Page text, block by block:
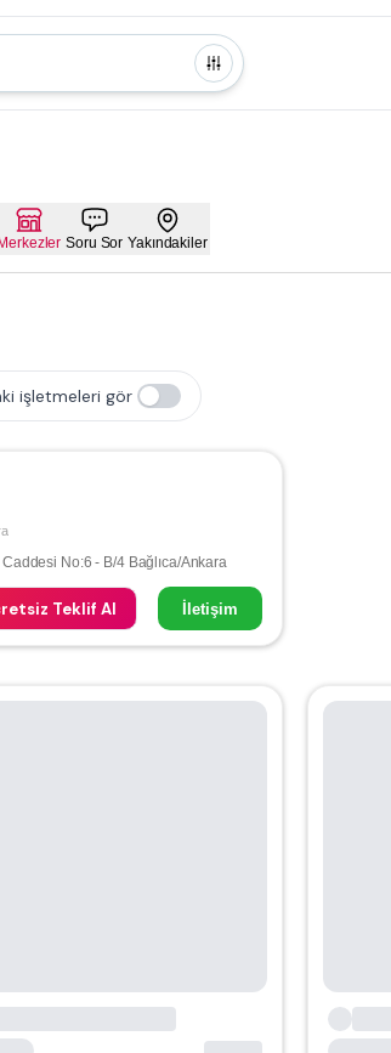
Soru Sor Yakındakiler
işletmeleri gör
No:6 - B/4 Bağlıca/Ankara
Teklif Al İletişim